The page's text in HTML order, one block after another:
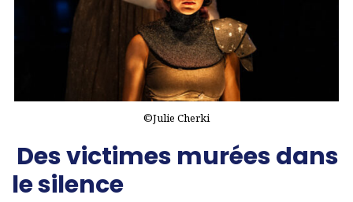
©Julie Cherki
Des victimes murées dans
le silence